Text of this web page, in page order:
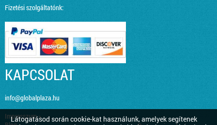
Látogatásod során cookie-kat használunk, amelyek segítenek
Fizetési szolgáltatónk:
KAPCSOLAT
info@globalplaza.hu
Impresszum »